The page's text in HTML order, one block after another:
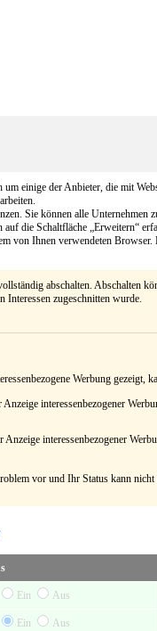
einige der Anbieter, die mit
Sie können alle Unternehmen
die Schaltfläche „Erweitern“
von Ihnen verwendeten
abschalten. Abschalten
Interessen zugeschnitten wurde.
Werbung gezeigt,
interessenbezogener
interessenbezogener
vor und Ihr Status kann nicht